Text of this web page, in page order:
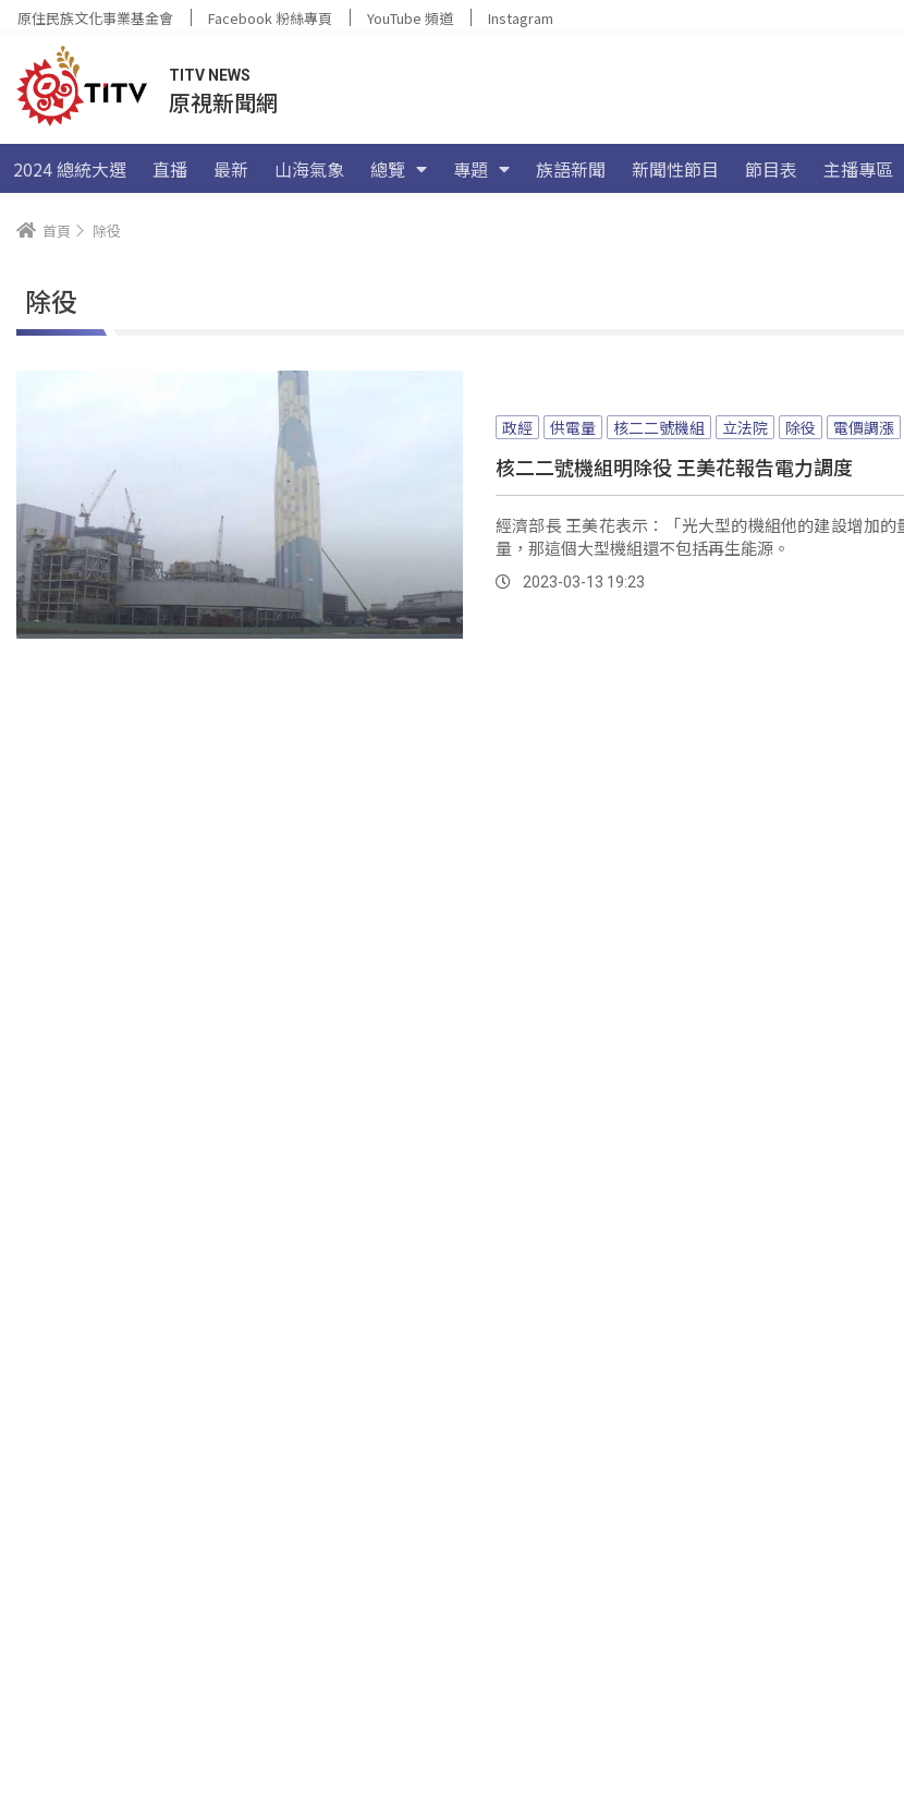
原住民族文化事業基金會 Facebook 粉絲專頁 YouTube 頻道 Instagram
TITV NEWS
原視新聞網
2024 總統大選 直播 最新 山海氣象 總覽 專題 族語新聞 新聞性節目 節目表 主播專區
首頁 除役
除役
政經 供電量 核二二號機組 立法院 除役 電價調漲
核二二號機組明除役 王美花報告電力調度
經濟部長 王美花表示：「光大型的機組他的建設增加的
量，那這個大型機組還不包括再生能源。
2023-03-13 19:23